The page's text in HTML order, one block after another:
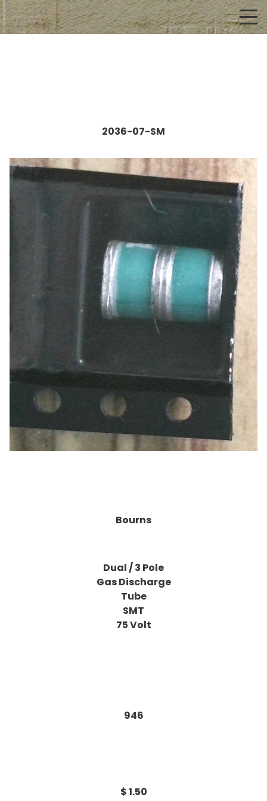
2036-07-SM
Bourns
Dual / 3 Pole
Gas Discharge
Tube
SMT
75 Volt
946
$ 1.50